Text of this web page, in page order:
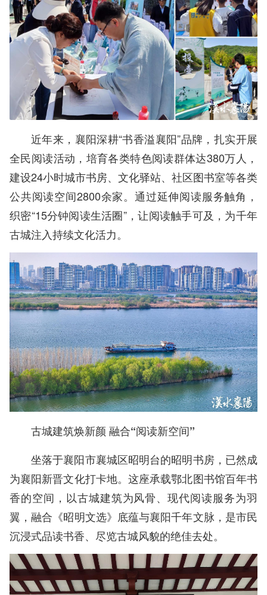
近年来，襄阳深耕“书香溢襄阳”品牌，扎实开展
全民阅读活动，培育各类特色阅读群体达380万人，
建设24小时城市书房、文化驿站、社区图书室等各类
公共阅读空间2800余家。通过延伸阅读服务触角，
织密“15分钟阅读生活圈”，让阅读触手可及，为千年
古城注入持续文化活力。
古城建筑焕新颜 融合“阅读新空间”
坐落于襄阳市襄城区昭明台的昭明书房，已然成
为襄阳新晋文化打卡地。这座承载鄂北图书馆百年书
香的空间，以古城建筑为风骨、现代阅读服务为羽
翼，融合《昭明文选》底蕴与襄阳千年文脉，是市民
沉浸式品读书香、尽览古城风貌的绝佳去处。